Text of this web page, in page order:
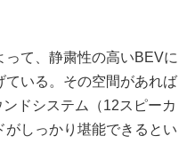
て、静粛性の高いBEVに
いる。その空間があれば
ドシステム（12スピーカ
しっかり堪能できるとい